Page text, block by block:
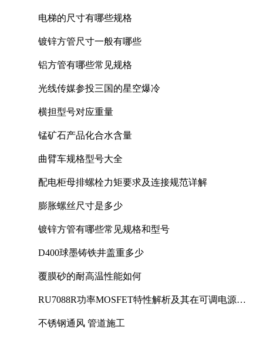
电梯的尺寸有哪些规格
镀锌方管尺寸一般有哪些
铝方管有哪些常见规格
光线传媒参投三国的星空爆冷
横担型号对应重量
锰矿石产品化合水含量
曲臂车规格型号大全
配电柜母排螺栓力矩要求及连接规范详解
膨胀螺丝尺寸是多少
镀锌方管有哪些常见规格和型号
D400球墨铸铁井盖重多少
覆膜砂的耐高温性能如何
RU7088R功率MOSFET特性解析及其在可调电源设
不锈钢通风 管道施工